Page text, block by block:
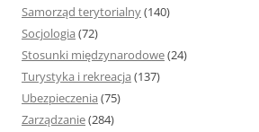
Samorząd terytorialny(140)
Socjologia (72)
Stosunki międzynarodowe(24)
Turystyka i rekreacja (137)
Ubezpieczenia (75)
Zarządzanie(284)